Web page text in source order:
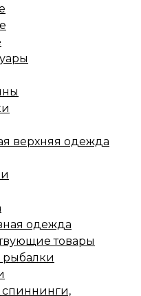
верхняя одежда
одежда
товары
рыбалки